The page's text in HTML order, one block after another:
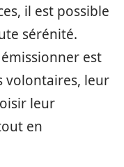
il est possible
sérénité.
est
volontaires, leur
leur
en